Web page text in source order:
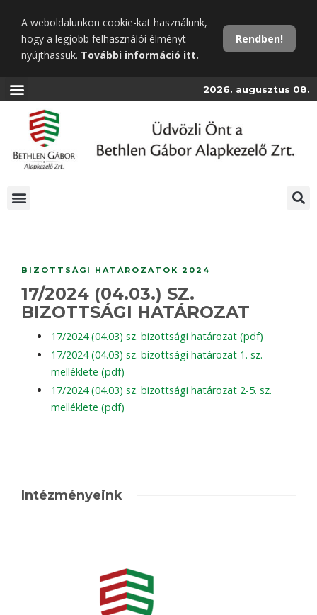
tartalomra
A weboldalunkon cookie-kat használunk,
hogy a legjobb felhasználói élményt
nyújthassuk. További információ itt.
Rendben!
2026. augusztus 08.
BIZOTTSÁGI HATÁROZATOK 2024
17/2024 (04.03.) SZ.
BIZOTTSÁGI HATÁROZAT
17/2024 (04.03) sz. bizottsági határozat (pdf)
17/2024 (04.03) sz. bizottsági határozat 1. sz.
melléklete (pdf)
17/2024 (04.03) sz. bizottsági határozat 2-5. sz.
melléklete (pdf)
Intézményeink